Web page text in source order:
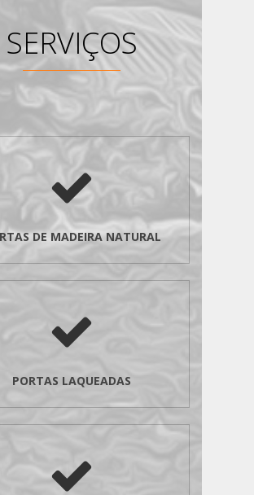
SERVIÇOS
DE MADEIRA NATURAL
PORTAS LAQUEADAS